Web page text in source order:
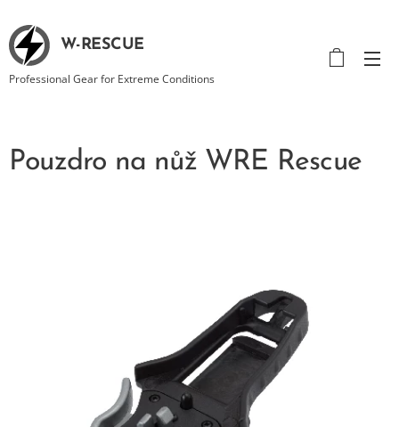
W-RESCUE
Professional Gear for Extreme Conditions
Pouzdro na nůž WRE Rescue